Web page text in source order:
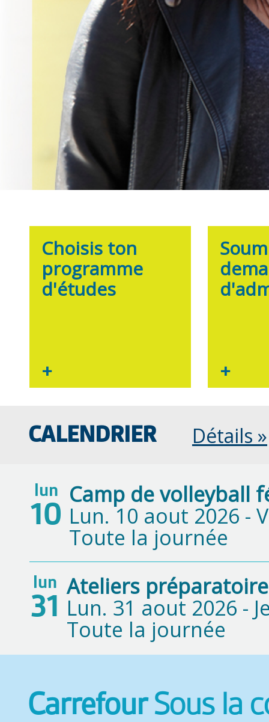
Choisis ton
programme
d'études
+ +
Détails »
CALENDRIER
lun
10
Camp de volleyball
Lun. 10 aout 2026 -
Toute la journée
lun
31
Ateliers
Lun. 31 aout 2026 -
Toute la journée
CarrefourSous la